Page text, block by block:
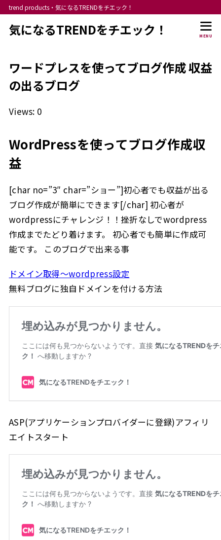
trend products・気になるTRENDをチエック！
気になるTRENDをチエック！ MENU
ワードプレスを使ってブログ作成 収益
の出るブログ
Views: 0
WordPressを使ってブログ作成収
益
[char no=”3″ char=”ショー”]初心者でも収益が出る
ブログ作成が簡単にできます[/char] 初心者が
wordpressにチャレンジ！！挫折なしでwordpress
作成までたどり着けます。 初心者でも簡単に作成可
能です。 このブログで出来る事
ドメイン取得～wordpress設定
無料ブログに独自ドメインを付ける方法
ASP(アプリケーションプロバイダーに登録)アフィリ
エイトスタート